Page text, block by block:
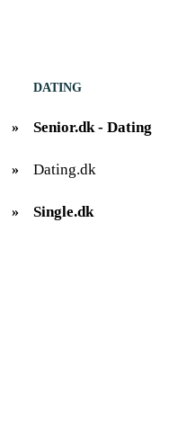
DATING
» Senior.dk - Dating
» Dating.dk
» Single.dk